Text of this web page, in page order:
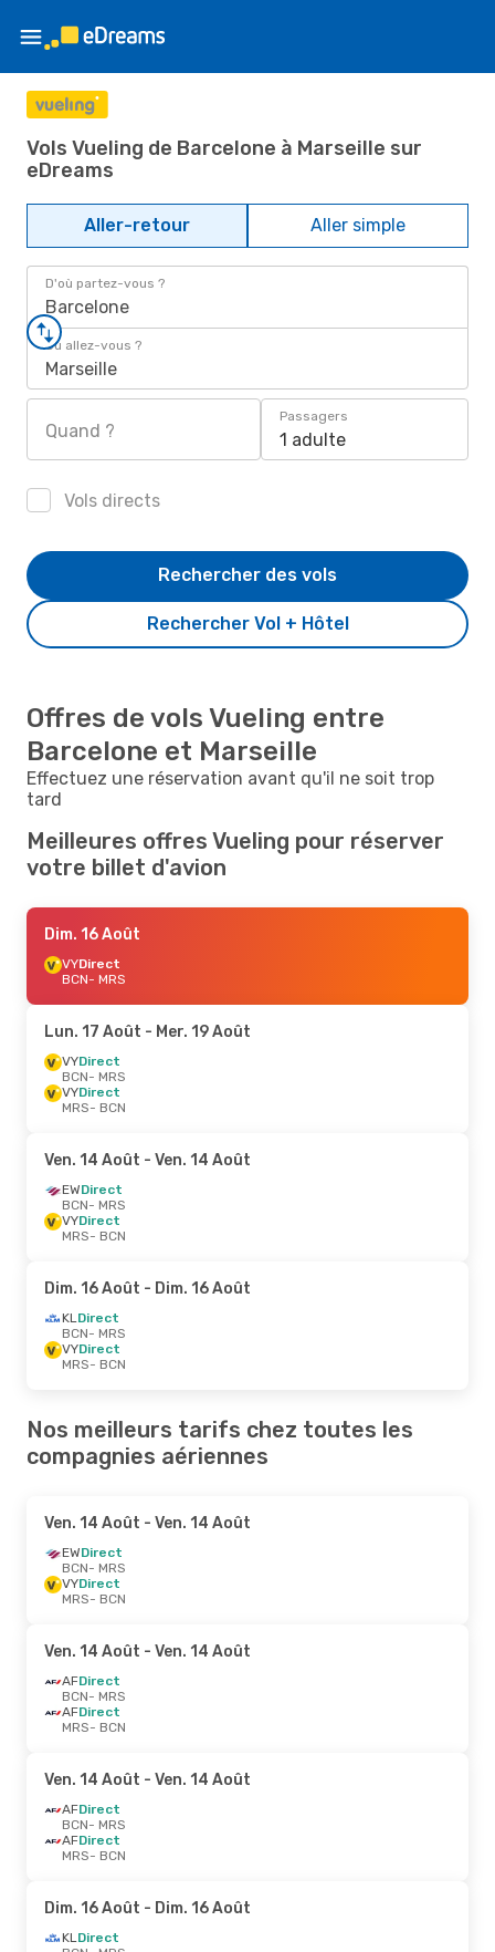
Vols Vueling de Barcelone à Marseille sur
eDreams
Aller-retour Aller simple
D'où partez-vous ?
Barcelone
Où allez-vous ?
Marseille
Quand ?
Passagers
1 adulte
Vols directs
Rechercher Vol + Hôtel
Rechercher des vols
Offres de vols Vueling entre
Barcelone et Marseille
Effectuez une réservation avant qu'il ne soit trop
tard
Meilleures offres Vueling pour réserver
votre billet d'avion
Dim. 16 Août
VYDirect
BCN- MRS
Lun. 17 Août - Mer. 19 Août
VYDirect
BCN- MRS
VYDirect
MRS- BCN
Ven. 14 Août - Ven. 14 Août
EWDirect
BCN- MRS
VYDirect
MRS- BCN
Dim. 16 Août - Dim. 16 Août
KLDirect
BCN- MRS
VYDirect
MRS- BCN
Nos meilleurs tarifs chez toutes les
compagnies aériennes
Ven. 14 Août - Ven. 14 Août
EWDirect
BCN- MRS
VYDirect
MRS- BCN
Ven. 14 Août - Ven. 14 Août
AFDirect
BCN- MRS
AFDirect
MRS- BCN
Ven. 14 Août - Ven. 14 Août
AFDirect
BCN- MRS
AFDirect
MRS- BCN
Dim. 16 Août - Dim. 16 Août
KLDirect